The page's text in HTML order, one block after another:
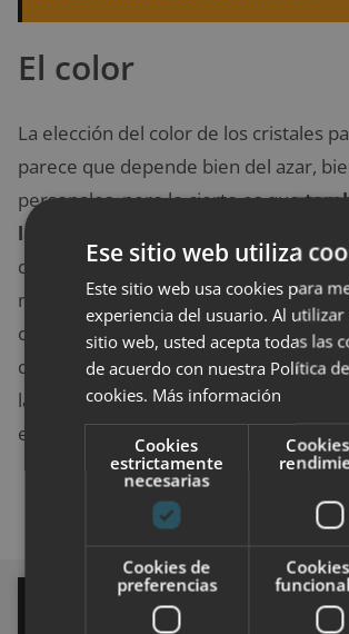
El color
La elección del color de los cristales
parece que depende bien del azar,
personales, pero lo cierto es que
la hora de proteger el ojo frente al
de las características concretas de la
marrón es perfecto para miopes
contraste y reduce el
que menos altera los colores así que
las gafas de conducir, mientras que el
especialmente indicado para
Sofocos en la
síntoma silenciado que
Ese sitio web utiliza
Este sitio web usa cookies para
experiencia del usuario. Al
sitio web, usted acepta todas las
de acuerdo con nuestra Política de
cookies. Más información
Cookies
estrictamente
necesarias
Cookies de
preferencias